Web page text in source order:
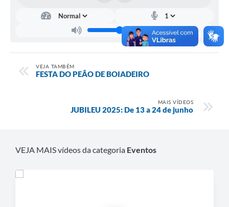
A Prefeitura
VEJA TAMBÉM
FESTA DO PEÃO DE BOIADEIRO
MAIS VÍDEOS
JUBILEU 2025: De 13 a 24 de junho
VEJA MAIS vídeos da categoria Eventos